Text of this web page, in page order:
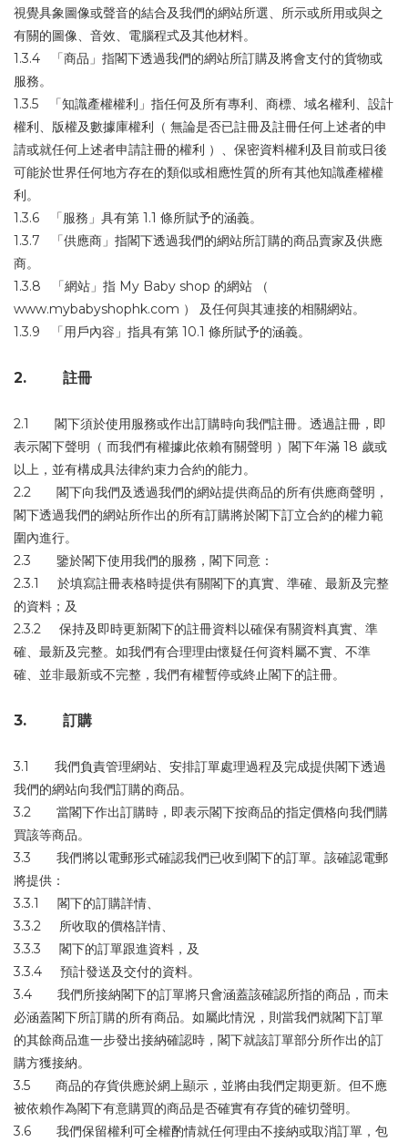
視覺具象圖像或聲音的結合及我們的網站所選、所示或所用或與之
有關的圖像、音效、電腦程式及其他材料。
1.3.4 「商品」指閣下透過我們的網站所訂購及將會支付的貨物或
服務。
1.3.5 「知識產權權利」指任何及所有專利、商標、域名權利、設計
權利、版權及數據庫權利（ 無論是否已註冊及註冊任何上述者的申
請或就任何上述者申請註冊的權利 ）、保密資料權利及目前或日後
可能於世界任何地方存在的類似或相應性質的所有其他知識產權權
利。
1.3.6 「服務」具有第 1.1 條所賦予的涵義。
1.3.7 「供應商」指閣下透過我們的網站所訂購的商品賣家及供應
商。
1.3.8 「網站」指 My Baby shop 的網站 （
www.mybabyshophk.com ） 及任何與其連接的相關網站。
1.3.9 「用戶內容」指具有第 10.1 條所賦予的涵義。
2. 註冊
2.1 閣下須於使用服務或作出訂購時向我們註冊。透過註冊，即
表示閣下聲明（ 而我們有權據此依賴有關聲明 ）閣下年滿 18 歲或
以上，並有構成具法律約束力合約的能力。
2.2 閣下向我們及透過我們的網站提供商品的所有供應商聲明，
閣下透過我們的網站所作出的所有訂購將於閣下訂立合約的權力範
圍內進行。
2.3 鑒於閣下使用我們的服務，閣下同意：
2.3.1 於填寫註冊表格時提供有關閣下的真實、準確、最新及完整
的資料；及
2.3.2 保持及即時更新閣下的註冊資料以確保有關資料真實、準
確、最新及完整。如我們有合理理由懷疑任何資料屬不實、不準
確、並非最新或不完整，我們有權暫停或終止閣下的註冊。
3. 訂購
3.1 我們負責管理網站、安排訂單處理過程及完成提供閣下透過
我們的網站向我們訂購的商品。
3.2 當閣下作出訂購時，即表示閣下按商品的指定價格向我們購
買該等商品。
3.3 我們將以電郵形式確認我們已收到閣下的訂單。該確認電郵
將提供：
3.3.1 閣下的訂購詳情、
3.3.2 所收取的價格詳情、
3.3.3 閣下的訂單跟進資料，及
3.3.4 預計發送及交付的資料。
3.4 我們所接納閣下的訂單將只會涵蓋該確認所指的商品，而未
必涵蓋閣下所訂購的所有商品。如屬此情況，則當我們就閣下訂單
的其餘商品進一步發出接納確認時，閣下就該訂單部分所作出的訂
購方獲接納。
3.5 商品的存貨供應於網上顯示，並將由我們定期更新。但不應
被依賴作為閣下有意購買的商品是否確實有存貨的確切聲明。
3.6 我們保留權利可全權酌情就任何理由不接納或取消訂單，包